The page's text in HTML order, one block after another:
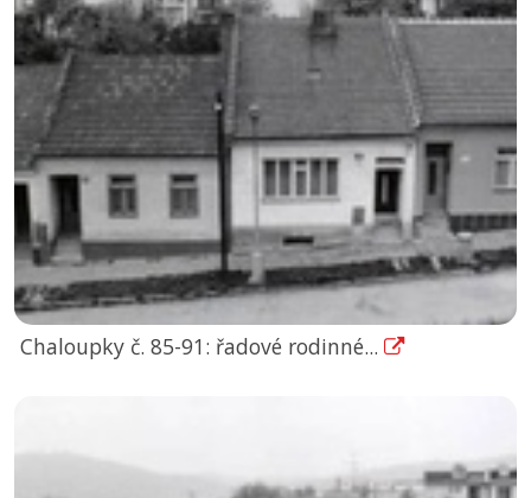
Chaloupky č. 85-91: řadové rodinné...